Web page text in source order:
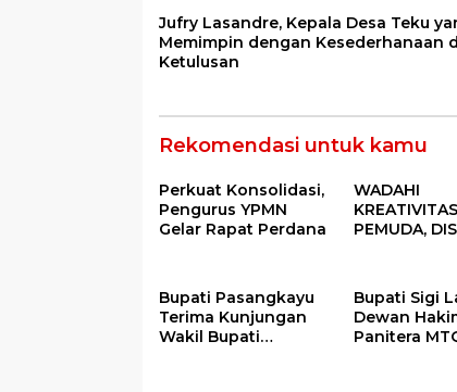
Jufry Lasandre, Kepala Desa Teku
Memimpin dengan Kesederhanaan
Ketulusan
Rekomendasi untuk kamu
Perkuat Konsolidasi,
Pengurus YPMN
Gelar Rapat Perdana
WADAHI
KREATIVITAS
PEMUDA,
2025
Bupati Pasangkayu
Terima Kunjungan
Wakil Bupati
Bupati Sigi
Dewan
Panitera